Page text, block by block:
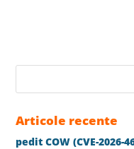
Articole recente
pedit COW (CVE-